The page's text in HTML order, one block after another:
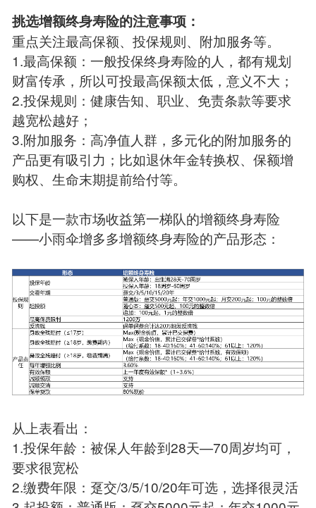
挑选增额终身寿险的注意事项：
重点关注最高保额、投保规则、附加服务等。
1.最高保额：一般投保终身寿险的人，都有规划
财富传承，所以可投最高保额太低，意义不大；
2.投保规则：健康告知、职业、免责条款等要求
越宽松越好；
3.附加服务：高净值人群，多元化的附加服务的
产品更有吸引力；比如退休年金转换权、保额增
购权、生命末期提前给付等。
以下是一款市场收益第一梯队的增额终身寿险
——小雨伞增多多增额终身寿险的产品形态：
从上表看出：
1.投保年龄：被保人年龄到28天—70周岁均可，
要求很宽松
2.缴费年限：趸交/3/5/10/20年可选，选择很灵活